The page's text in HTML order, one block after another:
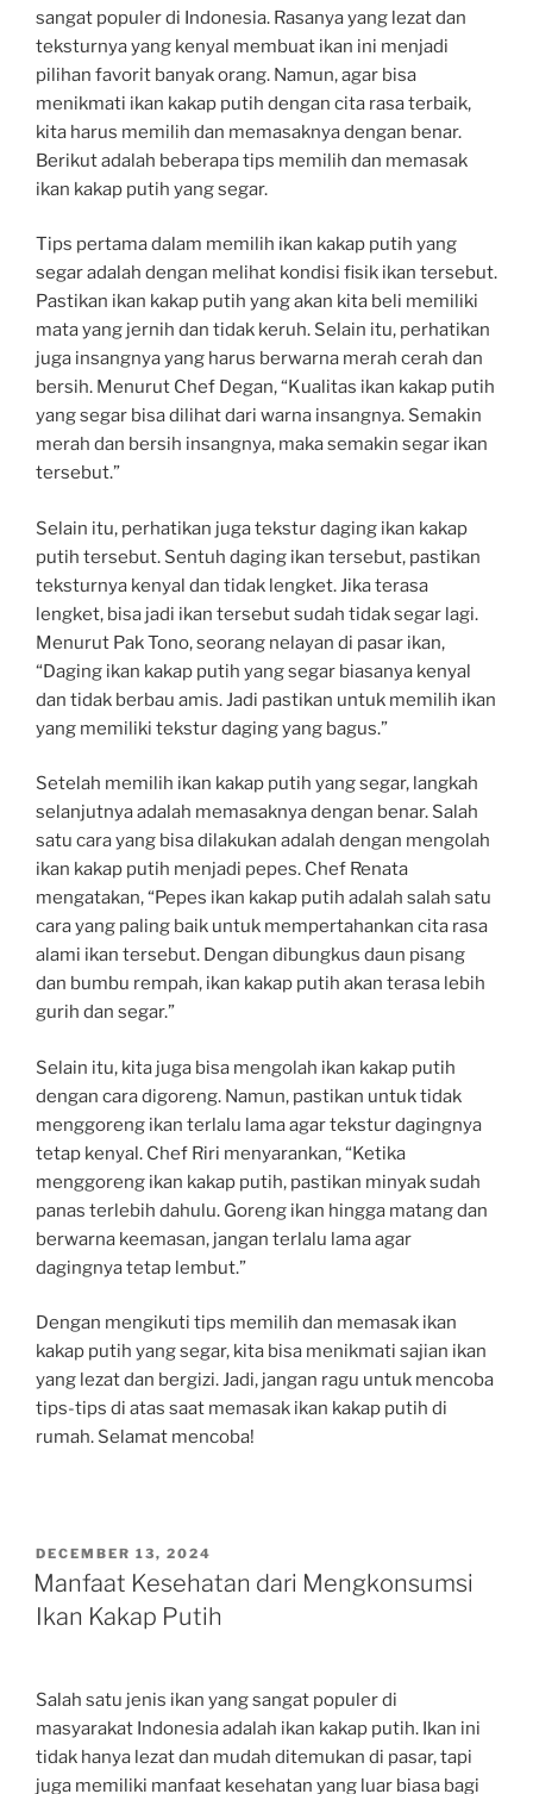
sangat populer di Indonesia. Rasanya yang lezat dan
teksturnya yang kenyal membuat ikan ini menjadi
pilihan favorit banyak orang. Namun, agar bisa
menikmati ikan kakap putih dengan cita rasa terbaik,
kita harus memilih dan memasaknya dengan benar.
Berikut adalah beberapa tips memilih dan memasak
ikan kakap putih yang segar.
Tips pertama dalam memilih ikan kakap putih yang
segar adalah dengan melihat kondisi fisik ikan tersebut.
Pastikan ikan kakap putih yang akan kita beli memiliki
mata yang jernih dan tidak keruh. Selain itu, perhatikan
juga insangnya yang harus berwarna merah cerah dan
bersih. Menurut Chef Degan, “Kualitas ikan kakap putih
yang segar bisa dilihat dari warna insangnya. Semakin
merah dan bersih insangnya, maka semakin segar ikan
tersebut.”
Selain itu, perhatikan juga tekstur daging ikan kakap
putih tersebut. Sentuh daging ikan tersebut, pastikan
teksturnya kenyal dan tidak lengket. Jika terasa
lengket, bisa jadi ikan tersebut sudah tidak segar lagi.
Menurut Pak Tono, seorang nelayan di pasar ikan,
“Daging ikan kakap putih yang segar biasanya kenyal
dan tidak berbau amis. Jadi pastikan untuk memilih ikan
yang memiliki tekstur daging yang bagus.”
Setelah memilih ikan kakap putih yang segar, langkah
selanjutnya adalah memasaknya dengan benar. Salah
satu cara yang bisa dilakukan adalah dengan mengolah
ikan kakap putih menjadi pepes. Chef Renata
mengatakan, “Pepes ikan kakap putih adalah salah satu
cara yang paling baik untuk mempertahankan cita rasa
alami ikan tersebut. Dengan dibungkus daun pisang
dan bumbu rempah, ikan kakap putih akan terasa lebih
gurih dan segar.”
Selain itu, kita juga bisa mengolah ikan kakap putih
dengan cara digoreng. Namun, pastikan untuk tidak
menggoreng ikan terlalu lama agar tekstur dagingnya
tetap kenyal. Chef Riri menyarankan, “Ketika
menggoreng ikan kakap putih, pastikan minyak sudah
panas terlebih dahulu. Goreng ikan hingga matang dan
berwarna keemasan, jangan terlalu lama agar
dagingnya tetap lembut.”
Dengan mengikuti tips memilih dan memasak ikan
kakap putih yang segar, kita bisa menikmati sajian ikan
yang lezat dan bergizi. Jadi, jangan ragu untuk mencoba
tips-tips di atas saat memasak ikan kakap putih di
rumah. Selamat mencoba!
POSTED
ON
DECEMBER 13, 2024
Manfaat Kesehatan dari Mengkonsumsi
Ikan Kakap Putih
Salah satu jenis ikan yang sangat populer di
masyarakat Indonesia adalah ikan kakap putih. Ikan ini
tidak hanya lezat dan mudah ditemukan di pasar, tapi
juga memiliki manfaat kesehatan yang luar biasa bagi